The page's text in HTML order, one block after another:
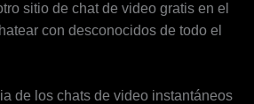
sitio de chat de video gratis en el
con desconocidos de todo el
de los chats de video instantáneos